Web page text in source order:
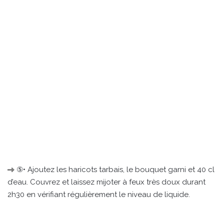
⑤• Ajoutez les haricots tarbais, le bouquet garni et 40 cl
d’eau. Couvrez et laissez mijoter à feux très doux durant
2h30 en vérifiant régulièrement le niveau de liquide.